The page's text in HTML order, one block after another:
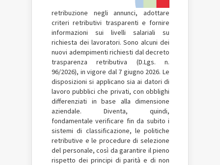
retribuzione negli annunci, adottare
criteri retributivi trasparenti e fornire
informazioni sui livelli salariali su
richiesta dei lavoratori. Sono alcuni dei
nuovi adempimenti richiesti dal decreto
trasparenza retributiva (D.Lgs. n.
96/2026), in vigore dal 7 giugno 2026. Le
disposizioni si applicano sia ai datori di
lavoro pubblici che privati, con obblighi
differenziati in base alla dimensione
aziendale. Diventa, quindi,
fondamentale verificare fin da subito i
sistemi di classificazione, le politiche
retributive e le procedure di selezione
del personale, così da garantire il pieno
rispetto dei principi di parità e di non